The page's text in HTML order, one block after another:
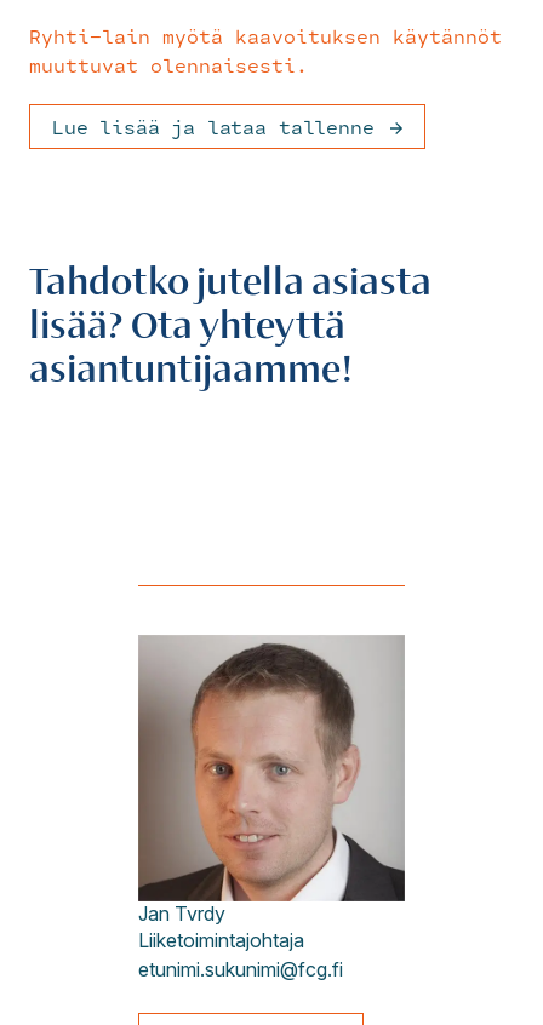
Ryhti-lain myötä kaavoituksen käytännöt
muuttuvat olennaisesti.
Lue lisää ja lataa tallenne
Tahdotko jutella asiasta
lisää? Ota yhteyttä
asiantuntijaamme!
Jan Tvrdy
Liiketoimintajohtaja
etunimi.sukunimi@fcg.fi